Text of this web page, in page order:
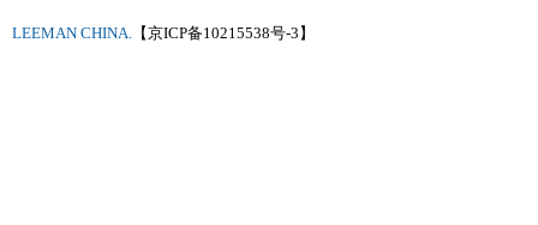
LEEMAN CHINA. 【京ICP备10215538号-3】